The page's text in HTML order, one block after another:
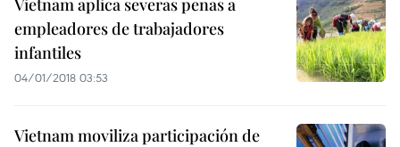
Vietnam aplica severas penas a
empleadores de trabajadores
infantiles
04/01/2018 03:53
Vietnam moviliza participación de